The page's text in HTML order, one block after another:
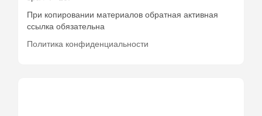
При копировании материалов обратная активная
ссылка обязательна
Политика конфиденциальности